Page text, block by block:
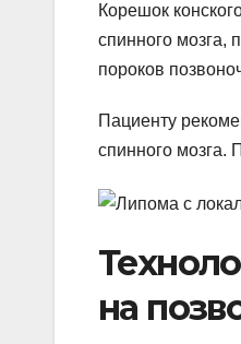
Корешок
спинного мозга,
пороков
Пациенту
спинного мозга.
на